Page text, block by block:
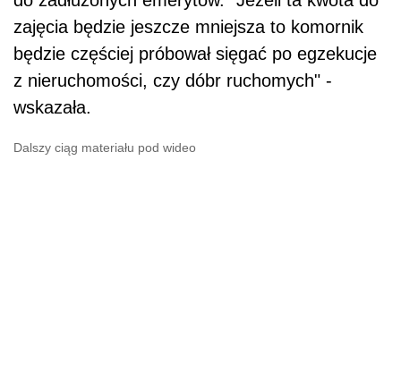
zajęcia będzie jeszcze mniejsza to komornik
będzie częściej próbował sięgać po egzekucje
z nieruchomości, czy dóbr ruchomych" -
wskazała.
Dalszy ciąg materiału pod wideo